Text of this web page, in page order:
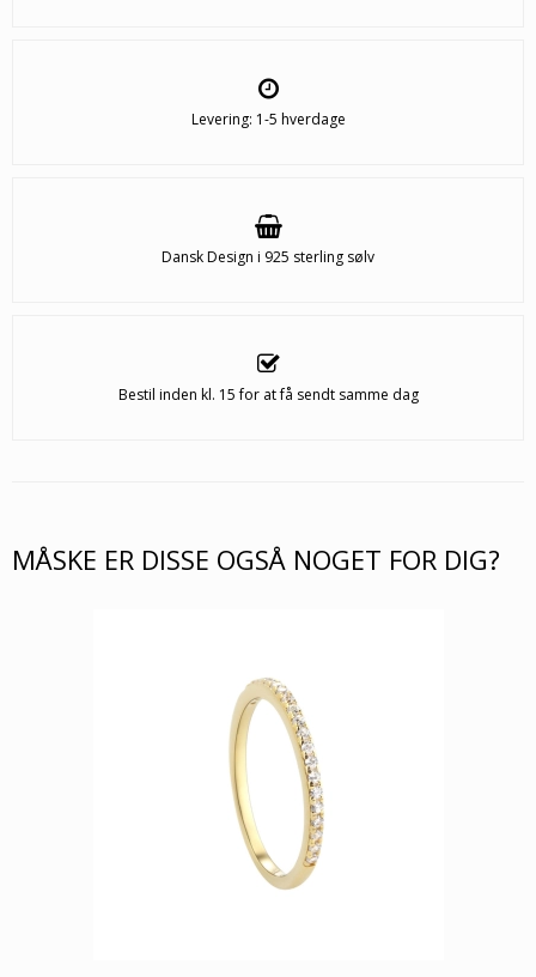
Levering: 1-5 hverdage
Dansk Design i 925 sterling sølv
Bestil inden kl. 15 for at få sendt samme dag
MÅSKE ER DISSE OGSÅ NOGET FOR DIG?